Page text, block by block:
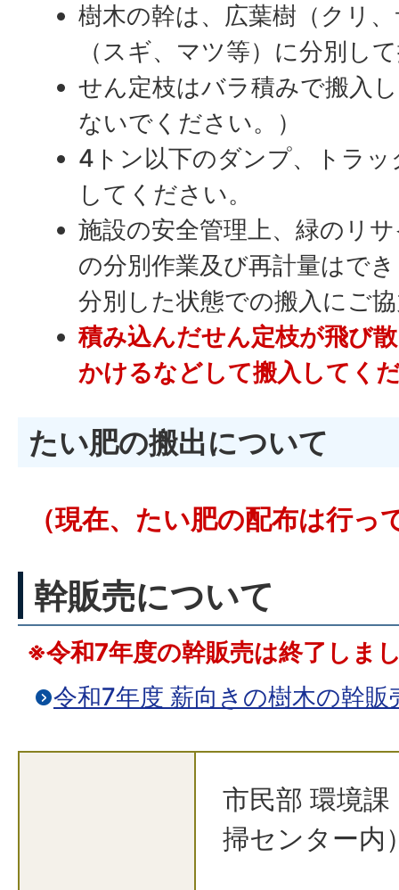
樹木の幹は、広葉樹（クリ
（スギ、マツ等）に分別し
せん定枝はバラ積みで搬入
ないでください。）
4トン以下のダンプ、トラ
してください。
施設の安全管理上、緑のリ
の分別作業及び再計量はで
分別した状態での搬入にご
積み込んだせん定枝が飛び
かけるなどして搬入してく
たい肥の搬出について
（現在、たい肥の配布は行
幹販売について
※令和7年度の幹販売は終了しま
令和7年度 薪向きの樹木の幹
市民部 環境
掃センター内